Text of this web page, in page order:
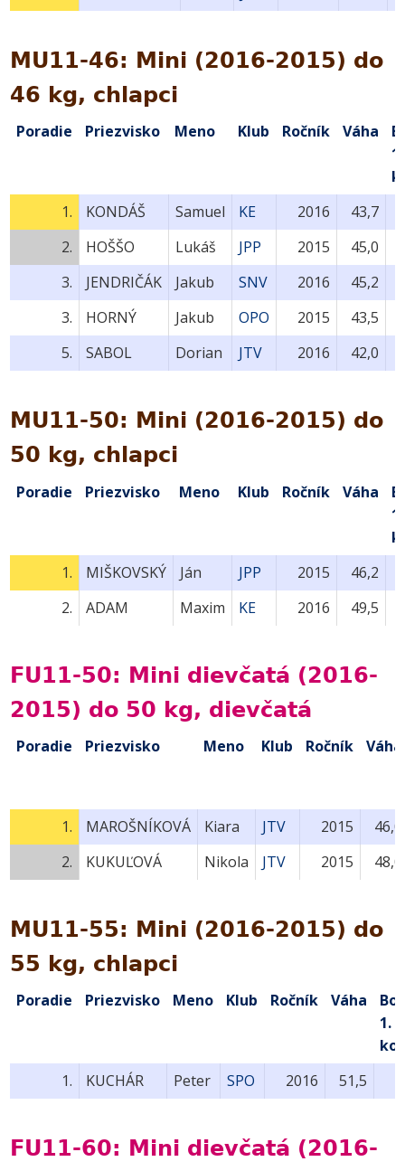
MU11-46: Mini (2016-2015) do
46 kg, chlapci
Poradie Priezvisko Meno Klub Ročník Váha
1.
1.
KONDÁŠ Samuel KE 2016
43,7
2.
HOŠŠO Lukáš JPP 2015
45,0
3.
JENDRIČÁK Jakub SNV 2016
45,2
3.
HORNÝ Jakub OPO 2015
43,5
5.
SABOL Dorian JTV 2016 42,0
MU11-50: Mini (2016-2015) do
50 kg, chlapci
Poradie Priezvisko Meno Klub Ročník Váha
1.
1.
MIŠKOVSKÝ Ján JPP 2015
46,2
2.
ADAM Maxim KE 2016 49,5
FU11-50: Mini dievčatá (2016-
2015) do 50 kg, dievčatá
Poradie Priezvisko Meno Klub Ročník Váha
1. MAROŠNÍKOVÁ Kiara JTV 2015
46,0
2.
KUKUĽOVÁ Nikola JTV 2015 48,0
MU11-55: Mini (2016-2015) do
55 kg, chlapci
Poradie Priezvisko Meno Klub Ročník Váha
1.
1.
KUCHÁR Peter SPO 2016 51,5
FU11-60: Mini dievčatá (2016-